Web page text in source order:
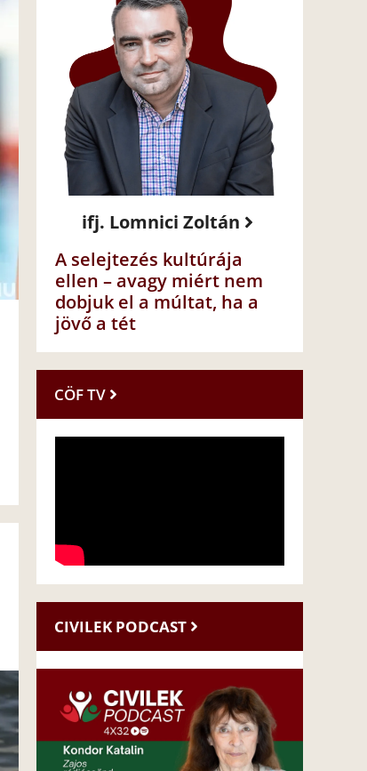
ifj. Lomnici Zoltán
A selejtezés kultúrája
ellen – avagy miért nem
dobjuk el a múltat, ha a
jövő a tét
CÖF TV
CIVILEK PODCAST